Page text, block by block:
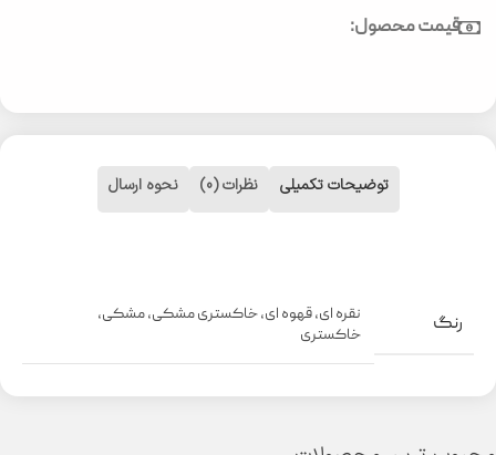
قیمت محصول:
توضیحات تکمیلی نظرات (0) نحوه ارسال
رنگ نقره ای,قهوه ای,خاکستری مشکی,مشکی,
خاکستری